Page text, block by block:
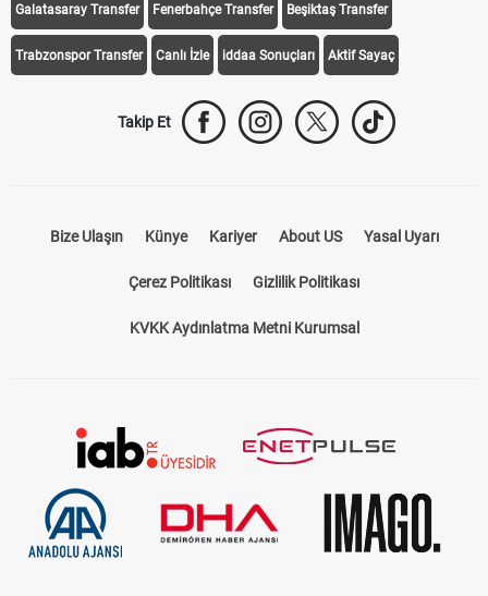
Galatasaray Transfer Fenerbahçe Transfer Beşiktaş Transfer
Trabzonspor Transfer Canlı İzle iddaa Sonuçları Aktif Sayaç
Takip Et
Bize Ulaşın Künye Kariyer About US Yasal Uyarı
Çerez Politikası Gizlilik Politikası
KVKK Aydınlatma Metni Kurumsal